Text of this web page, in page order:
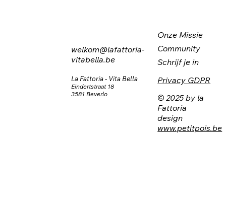
La Fattoria - Vita Bella
Eindertstraat 18
3581 Beverlo
Onze Missie
Community
Schrijf je in
welkom@lafattoria-
vitabella.be
Privacy GDPR
© 2025 by la
Fattoria
design
www.petitpois.be